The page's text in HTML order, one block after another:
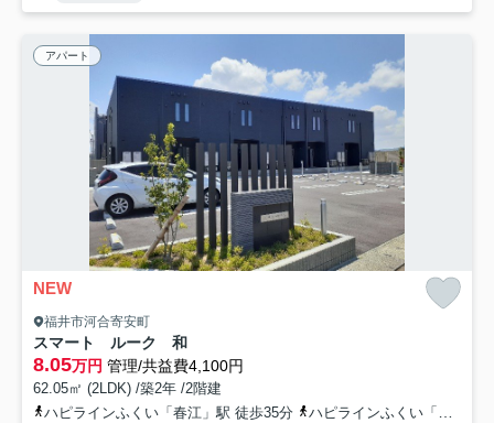
アパート
NEW
福井市河合寄安町
スマート ルーク 和
8.05万円 管理/共益費4,100円
62.05㎡ (2LDK) /築2年 /2階建
ハピラインふくい「春江」駅 徒歩35分
ハピラインふくい「森田」駅 徒歩44分